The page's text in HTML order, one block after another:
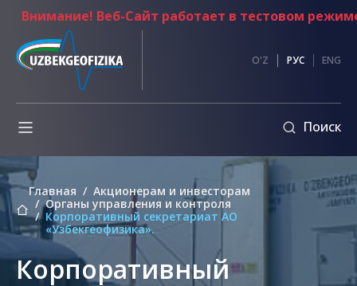
Веб-Сайт работает в тестовом режиме
O'Z РУС ENG
Поиск
Противодействие
коррупции
Обмен
информации
Внутренние
нормативные
документы
Кодекс
этики
Обращение
Председателя
Главная
Акционерам и инвесторам
Органы управления и контроля
Корпоративный секретариат АО
«Узбекгеофизика».
Корпоративный